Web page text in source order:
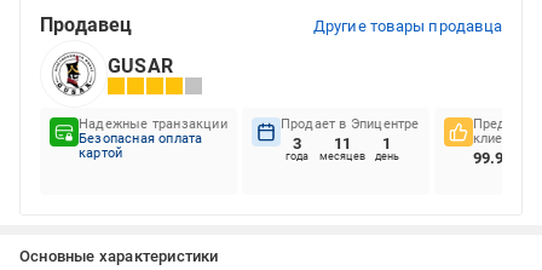
Продавец Другие товары продавца
GUSAR
Надежные транзакции
Безопасная оплата
картой
Продает в Эпицентре
3
года
11
месяцев
1
день
клиентов
99.98%
Основные характеристики